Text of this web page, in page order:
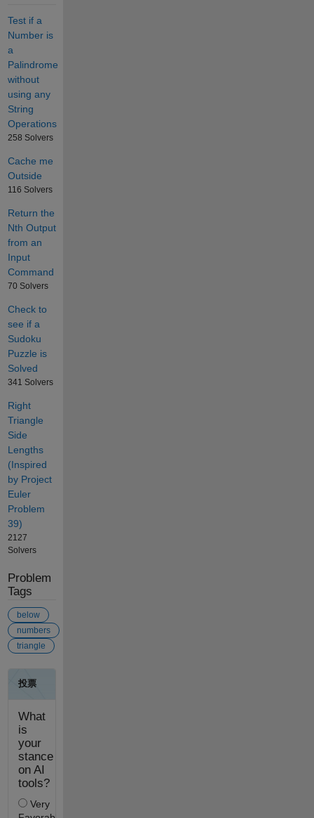
Test if a
Number is
a
Palindrome
without
using any
String
Operations
258 Solvers
Cache me
Outside
116 Solvers
Return the
Nth Output
from an
Input
Command
70 Solvers
Check to
see if a
Sudoku
Puzzle is
Solved
341 Solvers
Right
Triangle
Side
Lengths
(Inspired
by Project
Euler
Problem
39)
2127
Solvers
Problem
Tags
below
numbers
triangle